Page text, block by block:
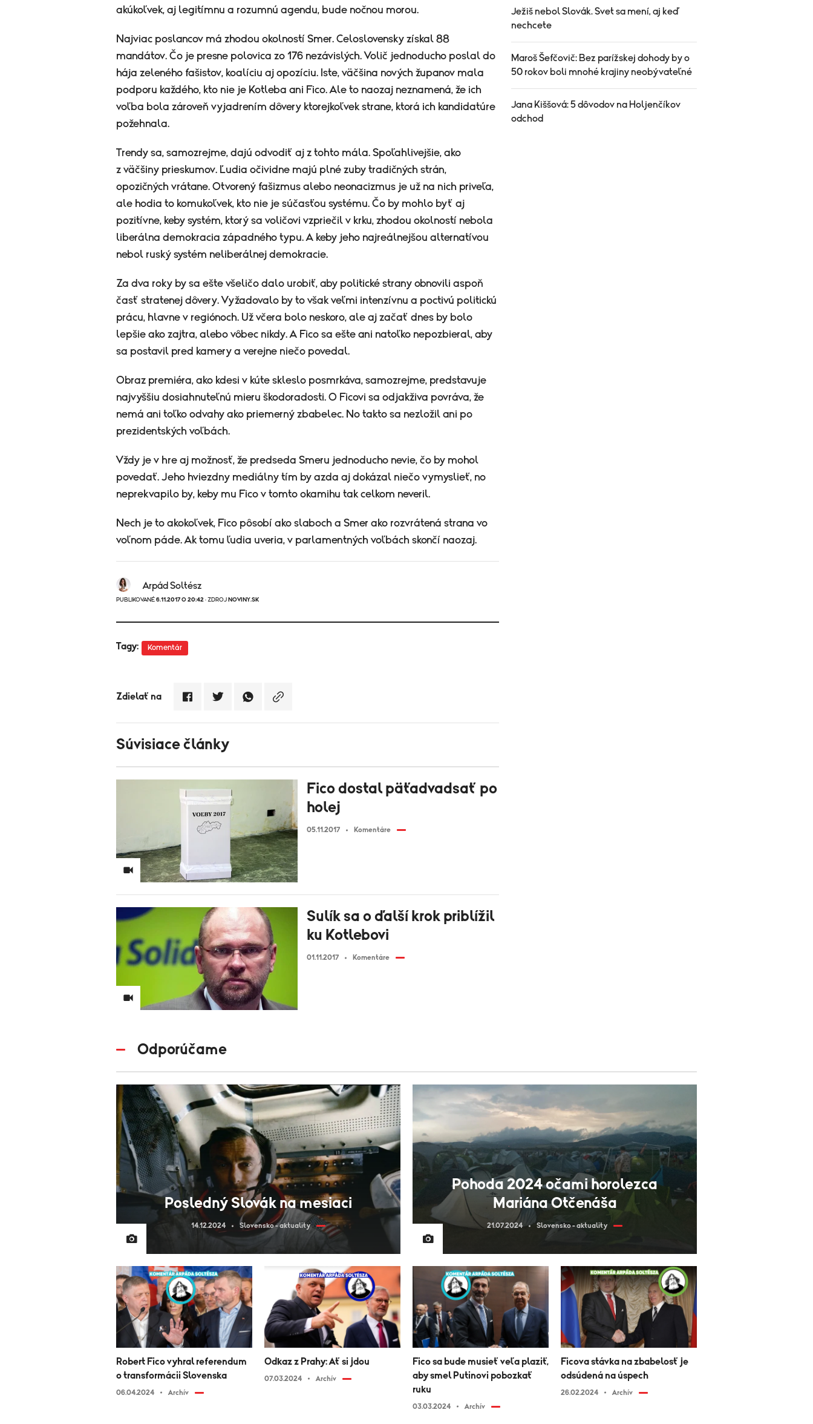
akúkoľvek, aj legitímnu a rozumnú agendu, bude nočnou morou.
Najviac poslancov má zhodou okolností Smer. Celoslovensky získal 88
mandátov. Čo je presne polovica zo 176 nezávislých. Volič jednoducho poslal do
hája zeleného fašistov, koalíciu aj opozíciu. Iste, väčšina nových županov mala
podporu každého, kto nie je Kotleba ani Fico. Ale to naozaj neznamená, že ich
voľba bola zároveň vyjadrením dôvery ktorejkoľvek strane, ktorá ich kandidatúre
požehnala.
Trendy sa, samozrejme, dajú odvodiť aj z tohto mála. Spoľahlivejšie, ako
z väčšiny prieskumov. Ľudia očividne majú plné zuby tradičných strán,
opozičných vrátane. Otvorený fašizmus alebo neonacizmus je už na nich priveľa,
ale hodia to komukoľvek, kto nie je súčasťou systému. Čo by mohlo byť aj
pozitívne, keby systém, ktorý sa voličovi vzpriečil v krku, zhodou okolností nebola
liberálna demokracia západného typu. A keby jeho najreálnejšou alternatívou
nebol ruský systém neliberálnej demokracie.
Za dva roky by sa ešte všeličo dalo urobiť, aby politické strany obnovili aspoň
časť stratenej dôvery. Vyžadovalo by to však veľmi intenzívnu a poctivú politickú
prácu, hlavne v regiónoch. Už včera bolo neskoro, ale aj začať dnes by bolo
lepšie ako zajtra, alebo vôbec nikdy. A Fico sa ešte ani natoľko nepozbieral, aby
sa postavil pred kamery a verejne niečo povedal.
Obraz premiéra, ako kdesi v kúte skleslo posmrkáva, samozrejme, predstavuje
najvyššiu dosiahnuteľnú mieru škodoradosti. O Ficovi sa odjakživa povráva, že
nemá ani toľko odvahy ako priemerný zbabelec. No takto sa nezložil ani po
prezidentských voľbách.
Vždy je v hre aj možnosť, že predseda Smeru jednoducho nevie, čo by mohol
povedať. Jeho hviezdny mediálny tím by azda aj dokázal niečo vymyslieť, no
neprekvapilo by, keby mu Fico v tomto okamihu tak celkom neveril.
Nech je to akokoľvek, Fico pôsobí ako slaboch a Smer ako rozvrátená strana vo
voľnom páde. Ak tomu ľudia uveria, v parlamentných voľbách skončí naozaj.
Arpád Soltész
PUBLIKOVANÉ 6.11.2017 O 20:42 · ZDROJ NOVINY.SK
Tagy: Komentár
Zdielať na
Súvisiace články
Fico dostal päťadvadsať po
holej
05.11.2017 Komentáre
Sulík sa o ďalší krok priblížil
ku Kotlebovi
01.11.2017 Komentáre
Ježiš nebol Slovák. Svet sa mení, aj keď
nechcete
Maroš Šefčovič: Bez parížskej dohody by o
50 rokov boli mnohé krajiny neobývateľné
Jana Kiššová: 5 dôvodov na Holjenčíkov
odchod
Odporúčame
Posledný Slovák na mesiaci
14.12.2024 Slovensko - aktuality
Pohoda 2024 očami horolezca
Mariána Otčenáša
21.07.2024 Slovensko - aktuality
Robert Fico vyhral referendum
o transformácii Slovenska
06.04.2024 Archív
Odkaz z Prahy: Ať si jdou
07.03.2024 Archív
Fico sa bude musieť veľa plaziť,
aby smel Putinovi pobozkať
ruku
03.03.2024 Archív
Ficova stávka na zbabelosť je
odsúdená na úspech
26.02.2024 Archív